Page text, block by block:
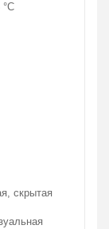
°С
скрытая